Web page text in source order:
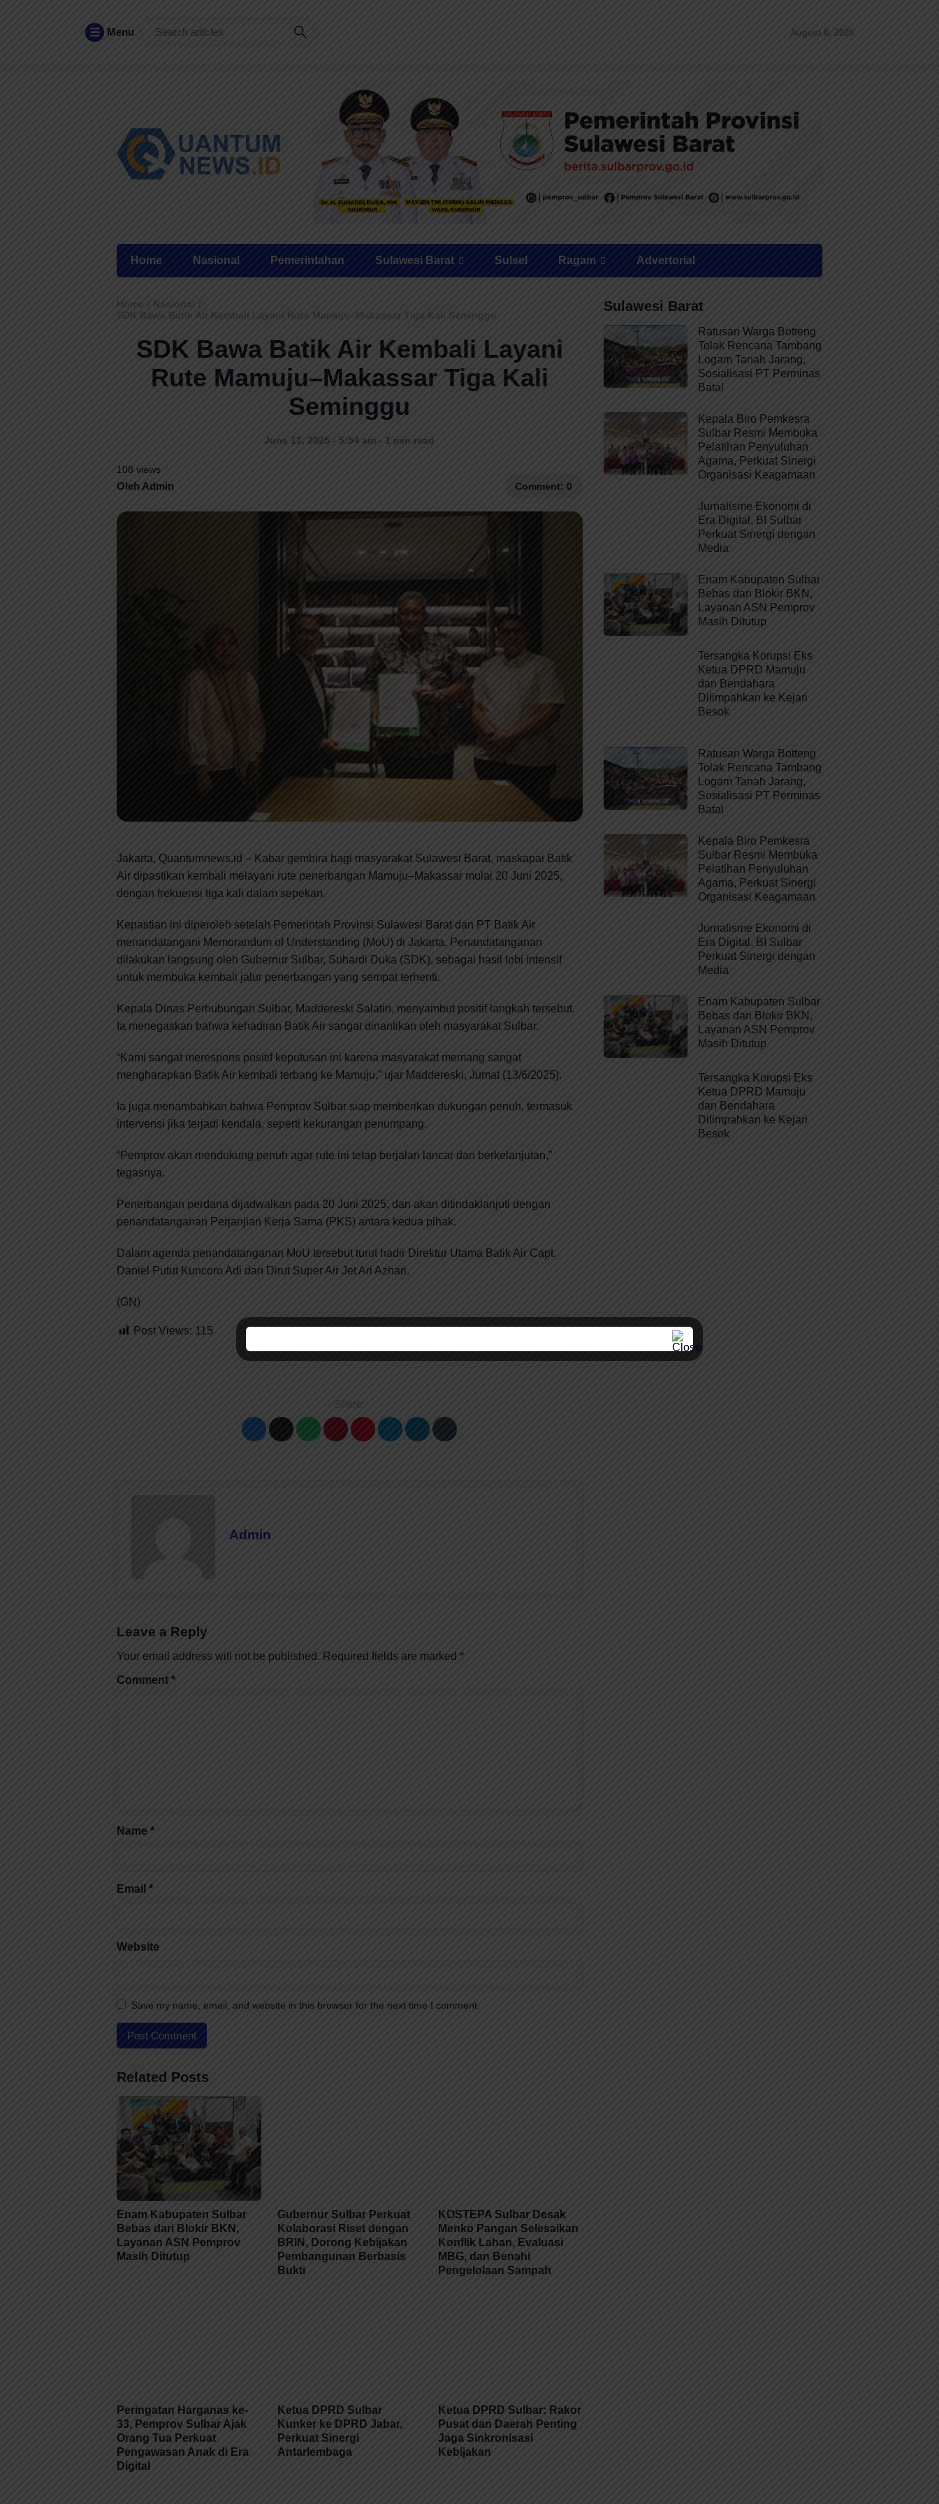
Menu August 8, 2026
Home Nasional Pemerintahan Sulawesi Barat Sulsel Ragam Advertorial
Home / Nasional
SDK Bawa Batik Air Kembali Layani Rute Mamuju–Makassar Tiga Kali Seminggu
SDK Bawa Batik Air Kembali Layani
Rute Mamuju–Makassar Tiga Kali
Seminggu
June 13, 2025 - 5:54 am - 1 min read
108 views
Oleh Admin Comment: 0
Jakarta, Quantumnews.id – Kabar gembira bagi masyarakat Sulawesi Barat, maskapai Batik
Air dipastikan kembali melayani rute penerbangan Mamuju–Makassar mulai 20 Juni 2025,
dengan frekuensi tiga kali dalam sepekan.
Kepastian ini diperoleh setelah Pemerintah Provinsi Sulawesi Barat dan PT Batik Air
menandatangani Memorandum of Understanding (MoU) di Jakarta. Penandatanganan
dilakukan langsung oleh Gubernur Sulbar, Suhardi Duka (SDK), sebagai hasil lobi intensif
untuk membuka kembali jalur penerbangan yang sempat terhenti.
Kepala Dinas Perhubungan Sulbar, Maddereski Salatin, menyambut positif langkah tersebut.
Ia menegaskan bahwa kehadiran Batik Air sangat dinantikan oleh masyarakat Sulbar.
“Kami sangat merespons positif keputusan ini karena masyarakat memang sangat
mengharapkan Batik Air kembali terbang ke Mamuju,” ujar Maddereski, Jumat (13/6/2025).
Ia juga menambahkan bahwa Pemprov Sulbar siap memberikan dukungan penuh, termasuk
intervensi jika terjadi kendala, seperti kekurangan penumpang.
“Pemprov akan mendukung penuh agar rute ini tetap berjalan lancar dan berkelanjutan,”
tegasnya.
Penerbangan perdana dijadwalkan pada 20 Juni 2025, dan akan ditindaklanjuti dengan
penandatanganan Perjanjian Kerja Sama (PKS) antara kedua pihak.
Dalam agenda penandatanganan MoU tersebut turut hadir Direktur Utama Batik Air Capt.
Daniel Putut Kuncoro Adi dan Dirut Super Air Jet Ari Azhari.
(GN)
Post Views: 115
Share:
Admin
Leave a Reply
Your email address will not be published. Required fields are marked *
Comment *
Name *
Email *
Website
Save my name, email, and website in this browser for the next time I comment.
Related Posts
Enam Kabupaten Sulbar
Bebas dari Blokir BKN,
Layanan ASN Pemprov
Masih Ditutup
Gubernur Sulbar Perkuat
Kolaborasi Riset dengan
BRIN, Dorong Kebijakan
Pembangunan Berbasis
Bukti
KOSTEPA Sulbar Desak
Menko Pangan Selesaikan
Konflik Lahan, Evaluasi
MBG, dan Benahi
Pengelolaan Sampah
Peringatan Harganas ke-
33, Pemprov Sulbar Ajak
Orang Tua Perkuat
Pengawasan Anak di Era
Digital
Ketua DPRD Sulbar
Kunker ke DPRD Jabar,
Perkuat Sinergi
Antarlembaga
Ketua DPRD Sulbar: Rakor
Pusat dan Daerah Penting
Jaga Sinkronisasi
Kebijakan
Sulawesi Barat
Ratusan Warga Botteng
Tolak Rencana Tambang
Logam Tanah Jarang,
Sosialisasi PT Perminas
Batal
Kepala Biro Pemkesra
Sulbar Resmi Membuka
Pelatihan Penyuluhan
Agama, Perkuat Sinergi
Organisasi Keagamaan
Jurnalisme Ekonomi di
Era Digital, BI Sulbar
Perkuat Sinergi dengan
Media
Enam Kabupaten Sulbar
Bebas dari Blokir BKN,
Layanan ASN Pemprov
Masih Ditutup
Tersangka Korupsi Eks
Ketua DPRD Mamuju
dan Bendahara
Dilimpahkan ke Kejari
Besok
Ratusan Warga Botteng
Tolak Rencana Tambang
Logam Tanah Jarang,
Sosialisasi PT Perminas
Batal
Kepala Biro Pemkesra
Sulbar Resmi Membuka
Pelatihan Penyuluhan
Agama, Perkuat Sinergi
Organisasi Keagamaan
Jurnalisme Ekonomi di
Era Digital, BI Sulbar
Perkuat Sinergi dengan
Media
Enam Kabupaten Sulbar
Bebas dari Blokir BKN,
Layanan ASN Pemprov
Masih Ditutup
Tersangka Korupsi Eks
Ketua DPRD Mamuju
dan Bendahara
Dilimpahkan ke Kejari
Besok